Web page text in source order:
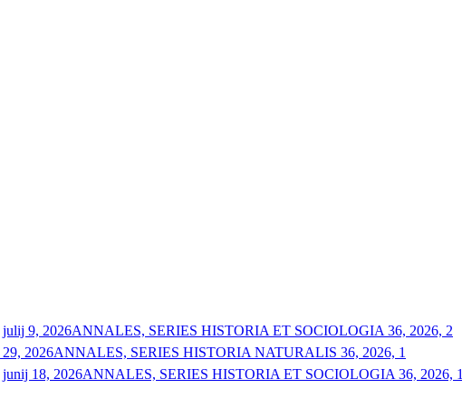
julij 9, 2026ANNALES, SERIES HISTORIA ET SOCIOLOGIA 36, 2026, 2
2026ANNALES, SERIES HISTORIA NATURALIS 36, 2026, 1
junij 18, 2026ANNALES, SERIES HISTORIA ET SOCIOLOGIA 36, 2026, 1